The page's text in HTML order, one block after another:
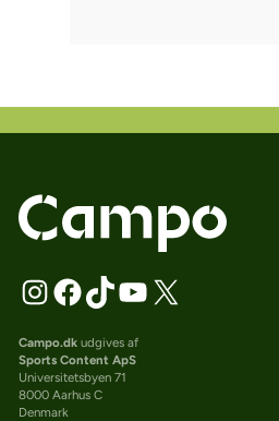
Campo.dkudgives af
Sports Content ApS
Universitetsbyen 71
8000 Aarhus C
Denmark